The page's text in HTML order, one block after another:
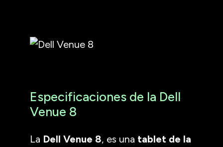
Especificaciones de la Dell
Venue 8
La Dell Venue 8, es una tablet de la